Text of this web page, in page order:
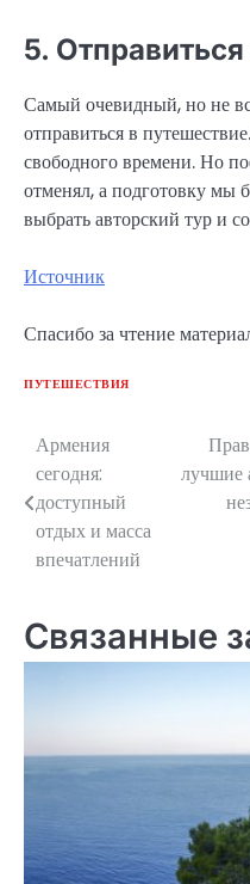
5.
Самый очевидный, но не
отправиться в
свободного времени. Но
отменял, а подготовку мы
выбрать авторский тур и
Источник
Спасибо за чтение
ПУТЕШЕСТВИЯ
Навигация
по
записям
Армения
сегодня:
доступный
отдых и масса
впечатлений
лучшие
Связанные